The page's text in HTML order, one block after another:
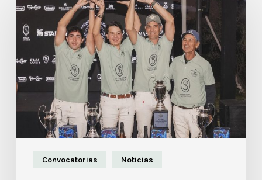
Convocatorias Noticias